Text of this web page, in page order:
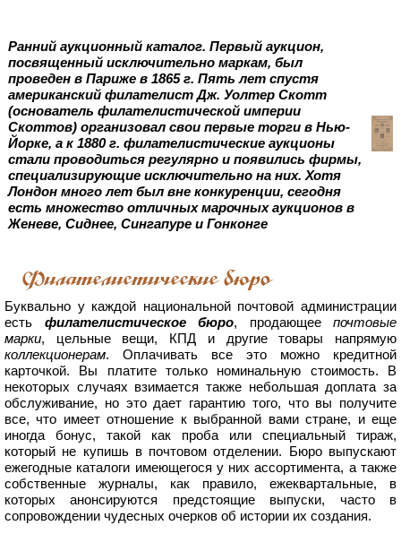
Ранний аукционный каталог. Первый аукцион,
посвященный исключительно маркам, был
проведен в Париже в 1865 г. Пять лет спустя
американский филателист Дж. Уолтер Скотт
(основатель филателистической империи
Скоттов) организовал свои первые торги в Нью-
Йорке, а к 1880 г. филателистические аукционы
стали проводиться регулярно и появились фирмы,
специализирующие исключительно на них. Хотя
Лондон много лет был вне конкуренции, сегодня
есть множество отличных марочных аукционов в
Женеве, Сиднее, Сингапуре и Гонконге
Филателистические бюро
Буквально у каждой национальной почтовой администрации
есть филателистическое бюро, продающее почтовые
марки, цельные вещи, КПД и другие товары напрямую
коллекционерам. Оплачивать все это можно кредитной
карточкой. Вы платите только номинальную стоимость. В
некоторых случаях взимается также небольшая доплата за
обслуживание, но это дает гарантию того, что вы получите
все, что имеет отношение к выбранной вами стране, и еще
иногда бонус, такой как проба или специальный тираж,
который не купишь в почтовом отделении. Бюро выпускают
ежегодные каталоги имеющегося у них ассортимента, а также
собственные журналы, как правило, ежеквартальные, в
которых анонсируются предстоящие выпуски, часто в
сопровождении чудесных очерков об истории их создания.